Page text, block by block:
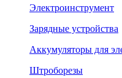
Электроинструмент
Зарядные устройства
Аккумуляторы для
Штроборезы